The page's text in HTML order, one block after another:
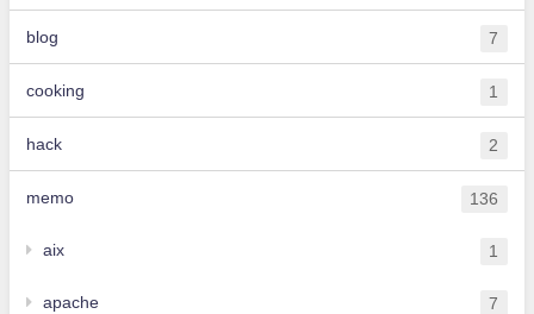
blog 7
cooking 1
hack 2
memo 136
aix 1
apache 7